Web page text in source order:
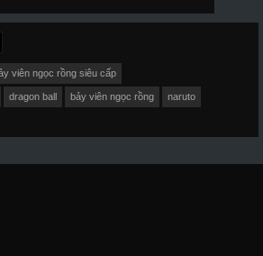
viên ngọc rồng siêu cấp
dragon ball bảy viên ngọc rồng naruto